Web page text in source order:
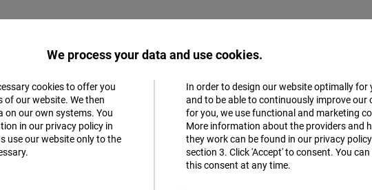
en Italia:
Dialogue English
We process your data and use cookies.
cookies to offer you
our website. We then
on our own systems. You
in our privacy policy in
use our website only to the
In order to design our website optimally for
and to be able to continuously improve our
for you, we use functional and marketing
More information about the providers and
they work can be found in our privacy
section 3. Click 'Accept' to consent. You can
this consent at any time.
Matomo
Facebook
Accept